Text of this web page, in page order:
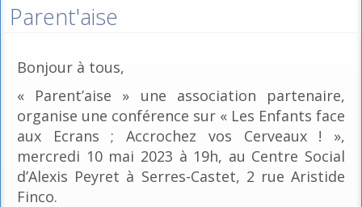
Parent'aise
Bonjour à tous,
« Parent’aise » une association partenaire,
organise une conférence sur « Les Enfants face
aux Ecrans ; Accrochez vos Cerveaux ! »,
mercredi 10 mai 2023 à 19h, au Centre Social
d’Alexis Peyret à Serres-Castet, 2 rue Aristide
Finco.